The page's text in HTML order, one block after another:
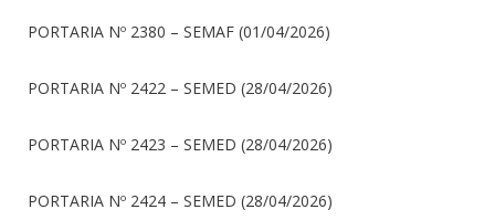
PORTARIA Nº 2380 – SEMAF (01/04/2026)
PORTARIA Nº 2422 – SEMED (28/04/2026)
PORTARIA Nº 2423 – SEMED (28/04/2026)
PORTARIA Nº 2424 – SEMED (28/04/2026)